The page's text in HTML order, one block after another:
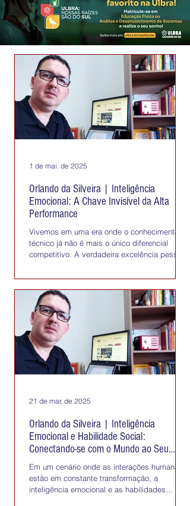
Orlando da Silveira | Inteligência
Emocional: A Chave Invisível da Alta
Performance
Vivemos em uma era onde o conhecimento
técnico já não é mais o único diferencial
competitivo. A verdadeira excelência pessoal
1 de mai. de 2025
Orlando da Silveira | Inteligência
Emocional e Habilidade Social:
Conectando-se com o Mundo ao Seu
Redor
Em um cenário onde as interações humanas
estão em constante transformação, a
inteligência emocional e as habilidades
21 de mar. de 2025